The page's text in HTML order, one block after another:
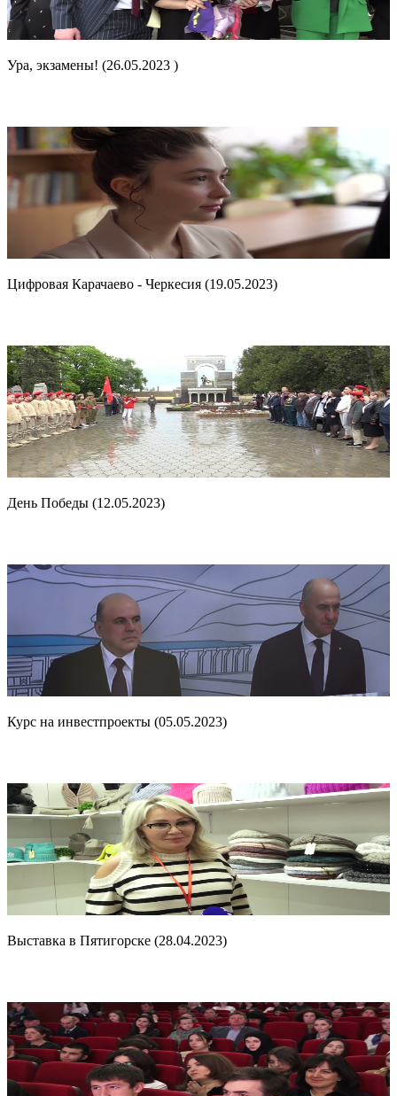
Ура, экзамены! (26.05.2023 )
Цифровая Карачаево - Черкесия (19.05.2023)
День Победы (12.05.2023)
Курс на инвестпроекты (05.05.2023)
Выставка в Пятигорске (28.04.2023)